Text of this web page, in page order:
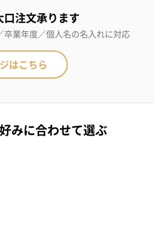
注文承ります
業年度／個人名の名入れに対応
はこちら
みに合わせて選ぶ